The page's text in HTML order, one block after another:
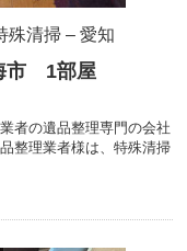
殊清掃 – 愛知
市 1部屋
者の遺品整理専門の会社
整理業者様は、特殊清掃